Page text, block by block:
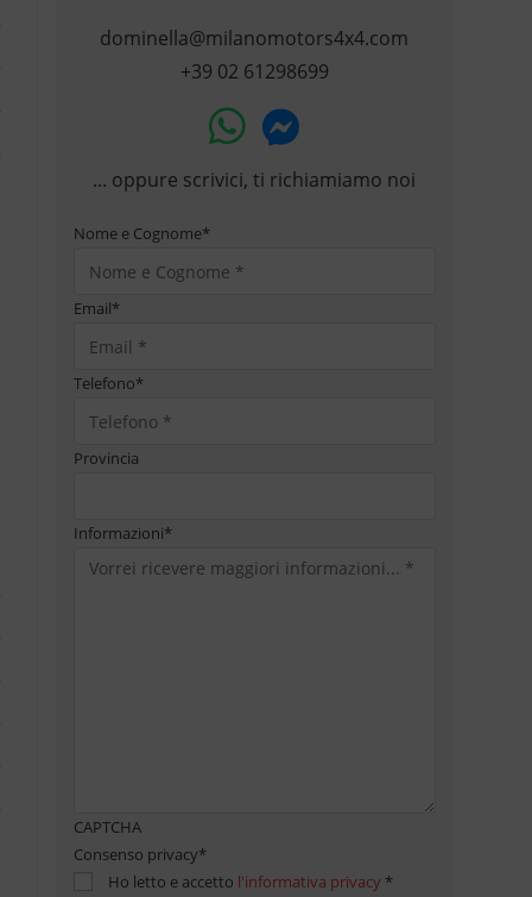
dominella@milanomotors4x4.com
+39 02 61298699
... oppure scrivici, ti richiamiamo noi
Nome e Cognome*
Email*
Telefono*
Provincia
Informazioni*
CAPTCHA
Consenso privacy*
Ho letto e accetto l'informativa privacy *